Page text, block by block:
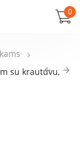
0
su krautuvu,